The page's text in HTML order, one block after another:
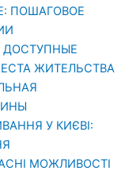
ПОШАГОВОЕ
ДОСТУПНЫЕ
ЖИТЕЛЬСТВА
У КИЄВІ:
МОЖЛИВОСТІ